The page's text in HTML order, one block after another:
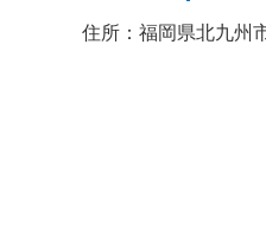
住所：福岡県北九州